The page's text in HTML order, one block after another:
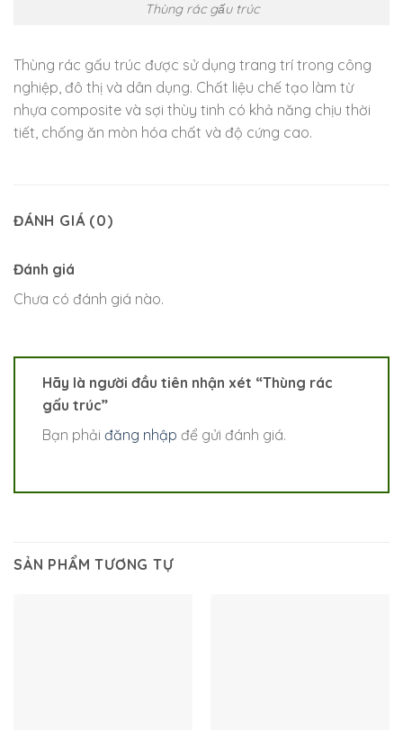
Thùng rác gấu trúc
Thùng rác gấu trúc được sử dụng trang trí trong công
nghiệp, đô thị và dân dụng. Chất liệu chế tạo làm từ
nhựa composite và sợi thùy tinh có khả năng chịu thời
tiết, chống ăn mòn hóa chất và độ cứng cao.
ĐÁNH GIÁ (0)
Đánh giá
Chưa có đánh giá nào.
Hãy là người đầu tiên nhận xét “Thùng rác
gấu trúc”
Bạn phải đăng nhập để gửi đánh giá.
SẢN PHẨM TƯƠNG TỰ